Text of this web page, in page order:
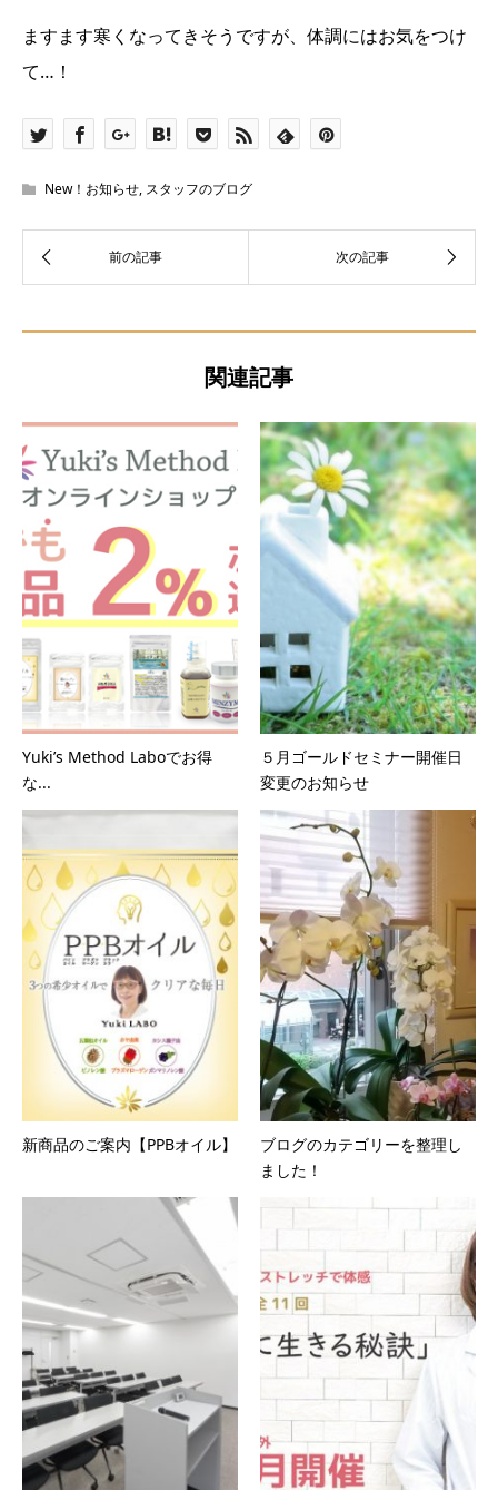
ますます寒くなってきそうですが、体調にはお気をつけ
て…！
New！お知らせ, スタッフのブログ
関連記事
Yuki’s Method Laboでお得
な...
５月ゴールドセミナー開催日
変更のお知らせ
新商品のご案内【PPBオイル】
ブログのカテゴリーを整理し
ました！